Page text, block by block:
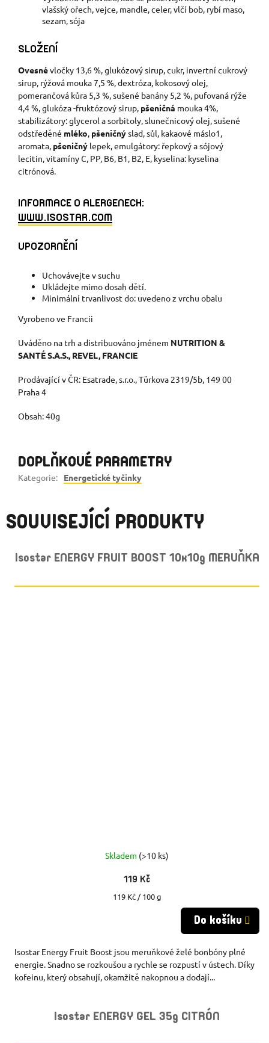
vlašský ořech, vejce, mandle, celer, vlčí bob, rybí maso,
sezam, sója
SLOŽENÍ
Ovesnévločky 13,6 %, glukózový sirup, cukr, invertní cukrový
sirup, rýžová mouka 7,5 %, dextróza, kokosový olej,
pomerančová kůra 5,3 %, sušené banány 5,2 %, pufovaná rýže
4,4 %, glukóza -fruktózový sirup, pšeničná mouka 4%,
stabilizátory: glycerol a sorbitoly, slunečnicový olej, sušené
odstředěné mléko, pšeničnýslad, sůl, kakaové máslo1,
aromata, pšeničný lepek, emulgátory: řepkový a sójový
lecitin, vitamíny C, PP, B6, B1, B2, E, kyselina: kyselina
citrónová.
INFORMACE O ALERGENECH:
WWW.ISOSTAR.COM
UPOZORNĚNÍ
Uchovávejte v suchu
Ukládejte mimo dosah dětí.
Minimální trvanlivost do: uvedeno z vrchu obalu
Vyrobeno ve Francii
Uváděno na trh a distribuováno jménem NUTRITION &
SANTÉ S.A.S., REVEL, FRANCIE
Prodávající v ČR: Esatrade, s.r.o., Türkova 2319/5b, 149 00
Praha 4
Obsah: 40g
DOPLŇKOVÉ PARAMETRY
Kategorie: Energetické tyčinky
SOUVISEJÍCÍ PRODUKTY
Isostar ENERGY FRUIT BOOST 10x10g MERUŇKA
Skladem (>10 ks)
119 Kč
Měrná
119 Kč / 100 g
Do košíku
Isostar Energy Fruit Boost jsou meruňkové želé bonbóny plné
energie. Snadno se rozkoušou a rychle se rozpustí v ústech. Díky
kofeinu, který obsahují, okamžitě nakopnou a dodají...
Isostar ENERGY GEL 35g CITRÓN